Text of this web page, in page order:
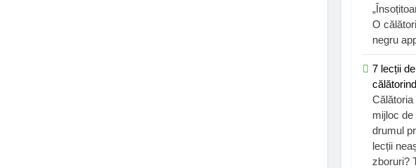
O
negru
7 lecții
mijloc
drumul
lecții
zboruri?